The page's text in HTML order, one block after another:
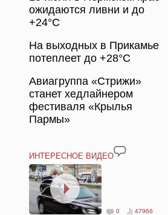
ожидаются ливни и до
+24°C
На выходных в Прикамье
потеплеет до +28°C
Авиагруппа «Стрижи»
станет хедлайнером
фестиваля «Крылья
Пармы»
ИНТЕРЕСНОЕ ВИДЕО
0 47966